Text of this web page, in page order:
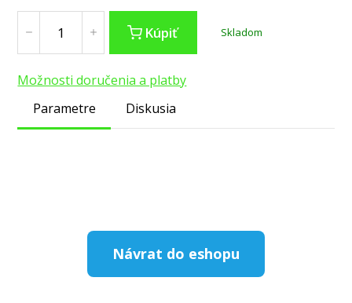
Kúpiť Skladom
Možnosti doručenia a platby
Parametre
Diskusia
Návrat do eshopu